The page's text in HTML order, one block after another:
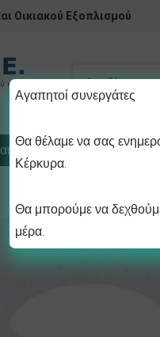
Οικιακού Εξοπλισμού
Προϊόντα
Αγαπητοί συνεργάτες
Θα θέλαμε να σας
Κέρκυρα.
Θα μπορούμε να
μέρα.